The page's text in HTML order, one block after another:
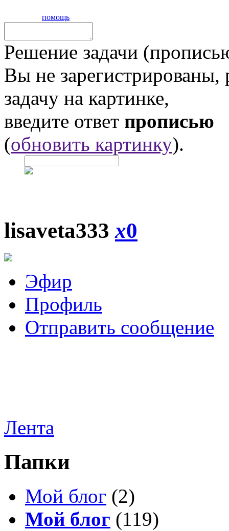
помощь
Решение задачи
Вы не
задачу на картинке,
введите ответ прописью
(обновить картинку).
lisaveta333x0
Эфир
Профиль
Отправить сообщение
Лента
Папки
Мой блог (2)
Мой блог (119)